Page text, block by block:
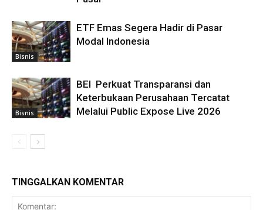
Bisnis
ETF Emas Segera Hadir di Pasar
Modal Indonesia
Bisnis
BEI Perkuat Transparansi dan
Keterbukaan Perusahaan Tercatat
Melalui Public Expose Live 2026
TINGGALKAN KOMENTAR